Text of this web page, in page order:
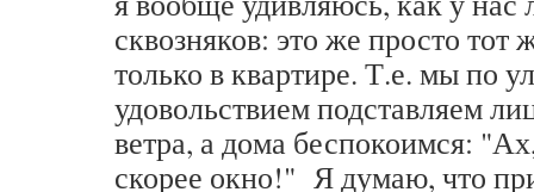
сквозняков: это же просто тот
только в квартире. Т.е. мы по
удовольствием подставляем
ветра, а дома беспокоимся:
скорее окно!" Я думаю, что